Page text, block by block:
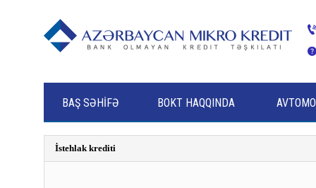
BAŞ SƏHİFƏ BOKT HAQQINDA
LİZİNQ
LOMBARD KREDİTİ AQRO KREDİTİ MİKRO
İstehlak krediti